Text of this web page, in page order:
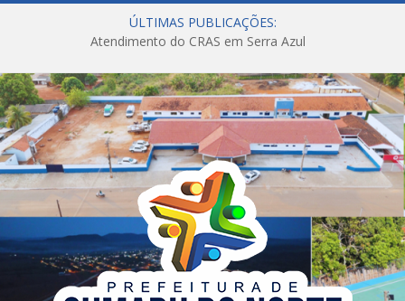
ÚLTIMAS PUBLICAÇÕES:
Atendimento do CRAS em Serra Azul